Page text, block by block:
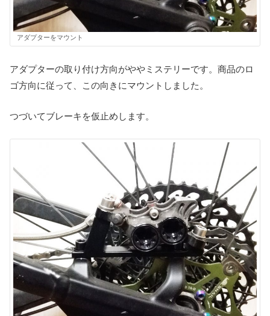
アダプターをマウント
アダプターの取り付け方向がややミステリーです。商品のロ
ゴ方向に従って、この向きにマウントしました。
つづいてブレーキを仮止めします。